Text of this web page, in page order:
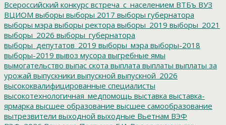
Всероссийский конкурс встреча_с_населением ВТБъ ВУЗ
ВЦИОМ выборы выборы 2017 выборы губернатора
выборы мэра выборы ректора выборы_2019 выборы_2021
выборы_2026 выборы_губернатора
выборы_депутатов_2019 выборы_мэра выборы-2018
выборы-2019 вывоз мусора выгребные ямы
вымогательство выпас скота выплата выплаты выплаты за
урожай выпускники выпускной выпускной_2026
высококвалифицированные специалисты
высокотехнологичная_медпомощь выставка выставка-
ярмарка высшее образование высшее самообразование
вытрезвители выходной выходные Вьетнам ВЭФ